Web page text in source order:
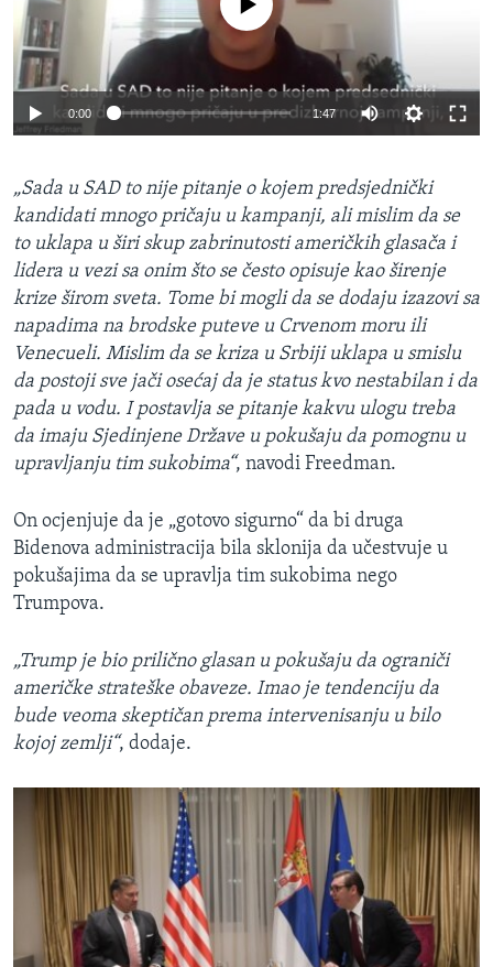
0:00 1:47
„Sada u SAD to nije pitanje o kojem predsjednički
kandidati mnogo pričaju u kampanji, ali mislim da se
to uklapa u širi skup zabrinutosti američkih glasača i
lidera u vezi sa onim što se često opisuje kao širenje
krize širom sveta. Tome bi mogli da se dodaju izazovi sa
napadima na brodske puteve u Crvenom moru ili
Venecueli. Mislim da se kriza u Srbiji uklapa u smislu
da postoji sve jači osećaj da je status kvo nestabilan i da
pada u vodu. I postavlja se pitanje kakvu ulogu treba
da imaju Sjedinjene Države u pokušaju da pomognu u
upravljanju tim sukobima“, navodi Freedman.
On ocjenjuje da je „gotovo sigurno“ da bi druga
Bidenova administracija bila sklonija da učestvuje u
pokušajima da se upravlja tim sukobima nego
Trumpova.
„Trump je bio prilično glasan u pokušaju da ograniči
američke strateške obaveze. Imao je tendenciju da
bude veoma skeptičan prema intervenisanju u bilo
kojoj zemlji“, dodaje.